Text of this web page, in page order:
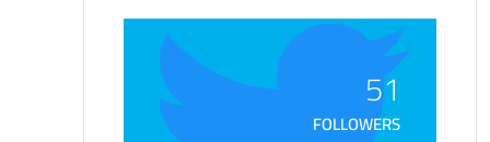
51
FOLLOWERS